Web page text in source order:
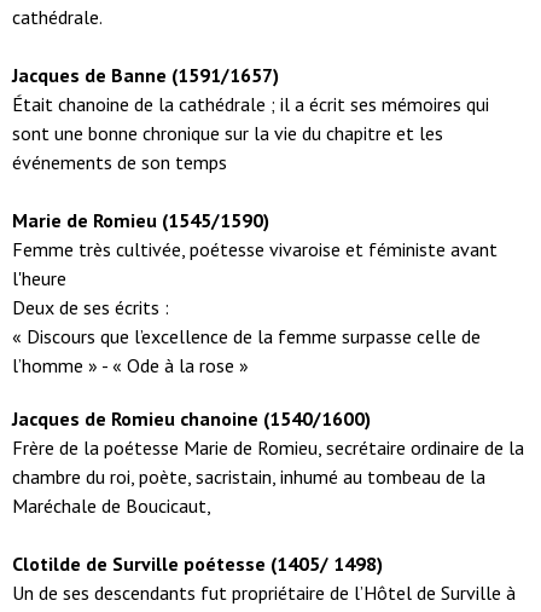
cathédrale.
Jacques de Banne (1591/1657)
Était chanoine de la cathédrale ; il a écrit ses mémoires qui
sont une bonne chronique sur la vie du chapitre et les
événements de son temps
Marie de Romieu (1545/1590)
Femme très cultivée, poétesse vivaroise et féministe avant
l'heure
Deux de ses écrits :
« Discours que l’excellence de la femme surpasse celle de
l’homme » - « Ode à la rose »
Jacques de Romieu chanoine (1540/1600)
Frère de la poétesse Marie de Romieu, secrétaire ordinaire de la
chambre du roi, poète, sacristain, inhumé au tombeau de la
Maréchale de Boucicaut,
Clotilde de Surville poétesse (1405/ 1498)
Un de ses descendants fut propriétaire de l’Hôtel de Surville à